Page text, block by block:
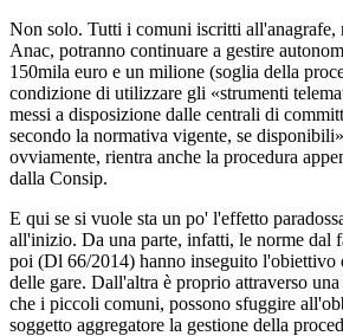
Non solo. Tutti i comuni iscritti all'anagrafe,
Anac, potranno continuare a gestire
150mila euro e un milione (soglia della
condizione di utilizzare gli «strumenti
messi a disposizione dalle centrali di
secondo la normativa vigente, se
ovviamente, rientra anche la procedura
dalla Consip.
E qui se si vuole sta un po' l'effetto
all'inizio. Da una parte, infatti, le norme dal
poi (Dl 66/2014) hanno inseguito l'obiettivo
delle gare. Dall'altra è proprio attraverso
che i piccoli comuni, possono sfuggire
soggetto aggregatore la gestione della